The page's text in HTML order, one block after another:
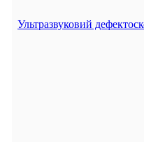
Ультразвуковий